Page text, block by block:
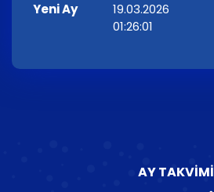
Yeni Ay
19.03.2026
01:26:01
AY TAKVIMI